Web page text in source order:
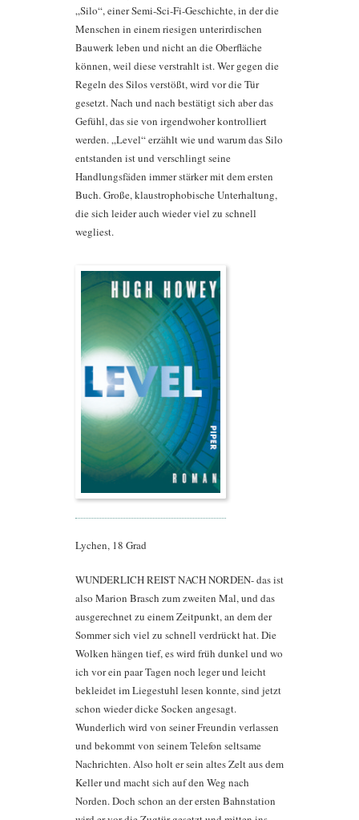
„Silo“, einer Semi-Sci-Fi-Geschichte, in der die
Menschen in einem riesigen unterirdischen
Bauwerk leben und nicht an die Oberfläche
können, weil diese verstrahlt ist. Wer gegen die
Regeln des Silos verstößt, wird vor die Tür
gesetzt. Nach und nach bestätigt sich aber das
Gefühl, das sie von irgendwoher kontrolliert
werden. „Level“ erzählt wie und warum das Silo
entstanden ist und verschlingt seine
Handlungsfäden immer stärker mit dem ersten
Buch. Große, klaustrophobische Unterhaltung,
die sich leider auch wieder viel zu schnell
wegliest.
Lychen, 18 Grad
WUNDERLICH REIST NACH NORDEN- das ist
also Marion Brasch zum zweiten Mal, und das
ausgerechnet zu einem Zeitpunkt, an dem der
Sommer sich viel zu schnell verdrückt hat. Die
Wolken hängen tief, es wird früh dunkel und wo
ich vor ein paar Tagen noch leger und leicht
bekleidet im Liegestuhl lesen konnte, sind jetzt
schon wieder dicke Socken angesagt.
Wunderlich wird von seiner Freundin verlassen
und bekommt von seinem Telefon seltsame
Nachrichten. Also holt er sein altes Zelt aus dem
Keller und macht sich auf den Weg nach
Norden. Doch schon an der ersten Bahnstation